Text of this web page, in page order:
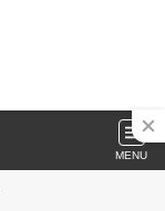
MENU